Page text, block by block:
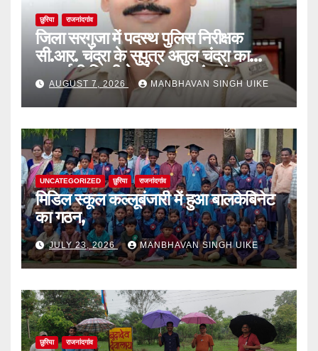
छुरिया राजनांदगांव
जिला सरगुजा में पदस्थ पुलिस निरीक्षक
सी.आर. चंद्रा के सुपुत्र अतुल चंद्रा का
एनआईटी दिल्ली के कंप्यूटर साइंस एंड
इंजीनियरिंग में चयन,
AUGUST 7, 2026 MANBHAVAN SINGH UIKE
UNCATEGORIZED छुरिया राजनांदगांव
मिडिल स्कूल कल्लूबंजारी में हुआ बालकेबिनेट
का गठन,
JULY 23, 2026 MANBHAVAN SINGH UIKE
छुरिया राजनांदगांव